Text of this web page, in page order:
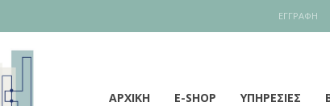
ΕΓΓΡΑΦΉ
ΑΡΧΙΚΗ E-SHOP ΥΠΗΡΕΣΙΕΣ